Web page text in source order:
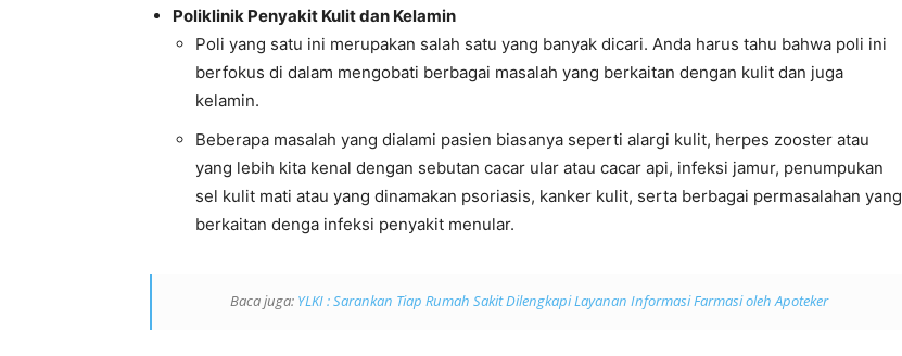
Poliklinik Penyakit Kulit dan Kelamin
Poli yang satu ini merupakan salah satu yang banyak dicari. Anda harus tahu bahwa poli ini
berfokus di dalam mengobati berbagai masalah yang berkaitan dengan kulit dan juga
kelamin.
Beberapa masalah yang dialami pasien biasanya seperti alargi kulit, herpes zooster atau
yang lebih kita kenal dengan sebutan cacar ular atau cacar api, infeksi jamur, penumpukan
sel kulit mati atau yang dinamakan psoriasis, kanker kulit, serta berbagai permasalahan yang
berkaitan denga infeksi penyakit menular.
Baca juga: YLKI : Sarankan Tiap Rumah Sakit Dilengkapi Layanan Informasi Farmasi oleh Apoteker